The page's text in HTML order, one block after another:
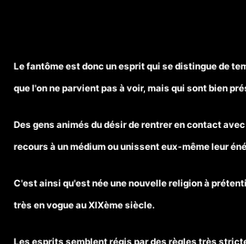
Le fantôme est donc un esprit qui se distingue de
que l'on ne parvient pas à voir, mais qui sont bien
Des gens animés du désir de rentrer en contact
recours à un médium ou unissent eux-même leur
C'est ainsi qu'est née une nouvelle religion à
très en vogue au XIXème siècle.
Les esprits semblent régis par des règles très